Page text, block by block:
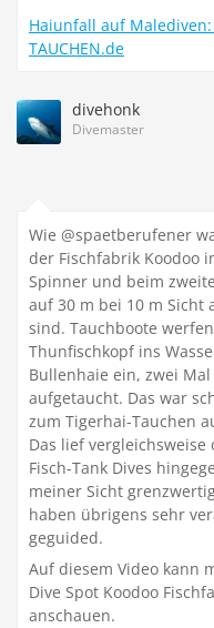
Haiunfall auf
TAUCHEN.de
divehonk
Divemaster
Wie @spaetberufener
der Fischfabrik Koodoo
Spinner und beim
auf 30 m bei 10 m Sicht
sind. Tauchboote
Thunfischkopf ins
Bullenhaie ein, zwei
aufgetaucht. Das war
zum Tigerhai-Tauchen
Das lief
Fisch-Tank Dives
meiner Sicht
haben übrigens sehr
geguided.
Auf diesem Video kann
Dive Spot Koodoo
anschauen.